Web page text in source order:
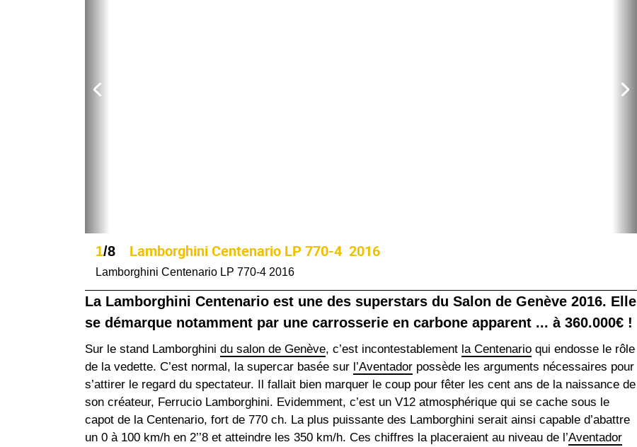
1/8 Lamborghini Centenario LP 770-4 2016
Lamborghini Centenario LP 770-4 2016
La Lamborghini Centenario est une des superstars du Salon de Genève 2016. Elle
se démarque notamment par une carrosserie en carbone apparent ... à 360.000€ !
Sur le stand Lamborghini du salon de Genève, c’est incontestablement la Centenarioqui endosse le rôle
de la vedette. C’est normal, la supercar basée sur l’Aventadorpossède les arguments nécessaires pour
s’attirer le regard du spectateur. Il fallait bien marquer le coup pour fêter les cent ans de la naissance de
son créateur, Ferrucio Lamborghini. Evidemment, c’est un V12 atmosphérique qui se cache sous le
capot de la Centenario, fort de 770 ch. La plus puissante des Lamborghini serait ainsi capable d’abattre
un 0 à 100 km/h en 2’’8 et atteindre les 350 km/h. Ces chiffres la placeraient au niveau de l’Aventador